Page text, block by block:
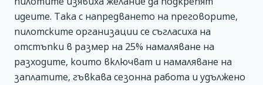
идеите. Така с напредването на преговорите,
пилотските организации се съгласиха на
отстъпки в размер на 25% намаляване на
разходите, които включват и намаляване на
заплатите, гъвкава сезонна работа и удължено